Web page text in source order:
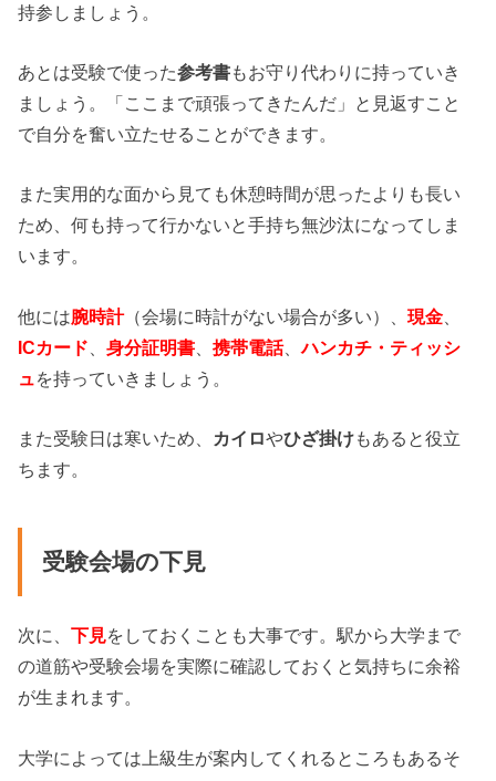
持参しましょう。
あとは受験で使った参考書もお守り代わりに持っていき
ましょう。「ここまで頑張ってきたんだ」と見返すこと
で自分を奮い立たせることができます。
また実用的な面から見ても休憩時間が思ったよりも長い
ため、何も持って行かないと手持ち無沙汰になってしま
います。
他には腕時計（会場に時計がない場合が多い）、現金
ICカード 、身分証明書 、携帯電話、ハンカチ・ティッシ
ュを持っていきましょう。
また受験日は寒いため、 カイロやひざ掛けもあると役立
ちます。
受験会場の下見
次に、下見をしておくことも大事です。駅から大学まで
の道筋や受験会場を実際に確認しておくと気持ちに余裕
が生まれます。
大学によっては上級生が案内してくれるところもあるそ